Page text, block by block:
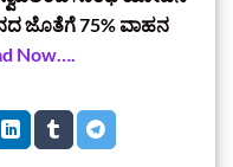
ಜೊತೆಗೆ 75% ವಾಹನ
Now….